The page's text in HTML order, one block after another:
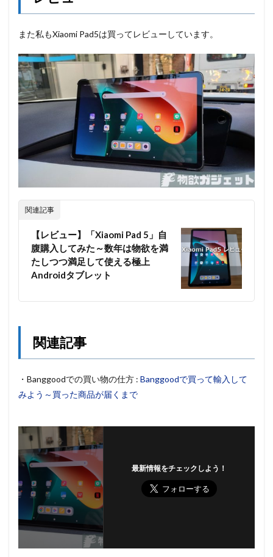
また私もXiaomi Pad5は買ってレビューしています。
関連記事
【レビュー】「Xiaomi Pad 5」自
腹購入してみた～数年は物欲を満
たしつつ満足して使える極上
Androidタブレット
関連記事
・Banggoodでの買い物の仕方 : Banggoodで買って輸入して
みよう～買った商品が届くまで
最新情報をチェックしよう！